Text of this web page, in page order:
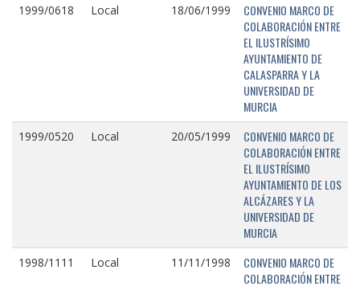
1999/0618 Local 18/06/1999
CONVENIO MARCO DE
COLABORACIÓN ENTRE
EL ILUSTRÍSIMO
AYUNTAMIENTO DE
CALASPARRA Y LA
UNIVERSIDAD DE
MURCIA
1999/0520 Local 20/05/1999
CONVENIO MARCO DE
COLABORACIÓN ENTRE
EL ILUSTRÍSIMO
AYUNTAMIENTO DE LOS
ALCÁZARES Y LA
UNIVERSIDAD DE
MURCIA
1998/1111 Local 11/11/1998
CONVENIO MARCO DE
COLABORACIÓN ENTRE